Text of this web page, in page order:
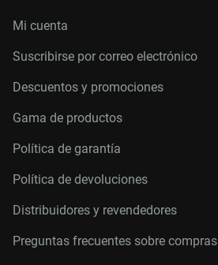
Mi cuenta
Suscribirse por correo electrónico
Descuentos y promociones
Gama de productos
Política de garantía
Política de devoluciones
Distribuidores y revendedores
Preguntas frecuentes sobre compras